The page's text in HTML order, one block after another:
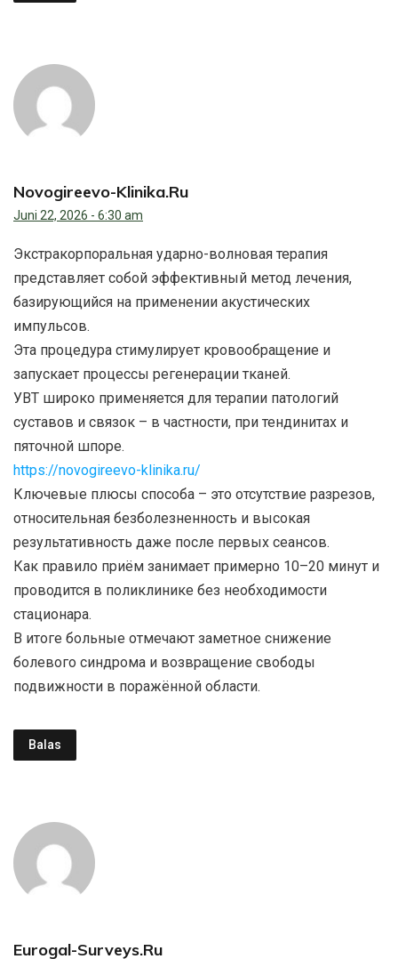
Novogireevo-Klinika.ru
Juni 22, 2026 - 6:30 am
Экстракорпоральная ударно-волновая терапия
представляет собой эффективный метод лечения,
базирующийся на применении акустических
импульсов.
Эта процедура стимулирует кровообращение и
запускает процессы регенерации тканей.
УВТ широко применяется для терапии патологий
суставов и связок – в частности, при тендинитах и
пяточной шпоре.
https://novogireevo-klinika.ru/
Ключевые плюсы способа – это отсутствие разрезов,
относительная безболезненность и высокая
результативность даже после первых сеансов.
Как правило приём занимает примерно 10–20 минут и
проводится в поликлинике без необходимости
стационара.
В итоге больные отмечают заметное снижение
болевого синдрома и возвращение свободы
подвижности в поражённой области.
Balas
Eurogal-Surveys.ru